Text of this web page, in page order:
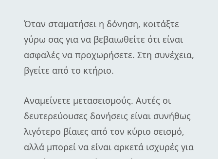
Όταν σταματήσει η δόνηση, κοιτάξτε
γύρω σας για να βεβαιωθείτε ότι είναι
ασφαλές να προχωρήσετε. Στη συνέχεια,
βγείτε από το κτήριο.
Αναμείνετε μετασεισμούς. Αυτές οι
δευτερεύουσες δονήσεις είναι συνήθως
λιγότερο βίαιες από τον κύριο σεισμό,
αλλά μπορεί να είναι αρκετά ισχυρές για